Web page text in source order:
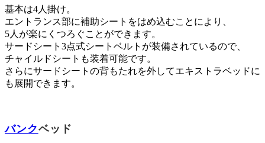
基本は4人掛け。
エントランス部に補助シートをはめ込むことにより、
5人が楽にくつろぐことができます。
サードシート3点式シートベルトが装備されているので、
チャイルドシートも装着可能です。
さらにサードシートの背もたれを外してエキストラベッドに
も展開できます。
バンクベッド